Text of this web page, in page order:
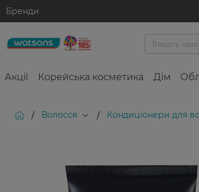
Бренди
Акції Корейська косметика Дім
/ Волосся / Кондиціонери для